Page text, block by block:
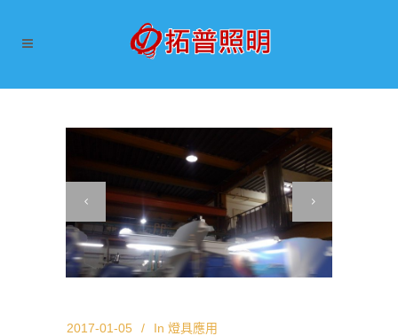
2017-01-05 In 燈具應用